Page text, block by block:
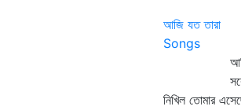
আজি যত তারা
Songs
আজি যত
সবে মোর
নিখিল তোমার